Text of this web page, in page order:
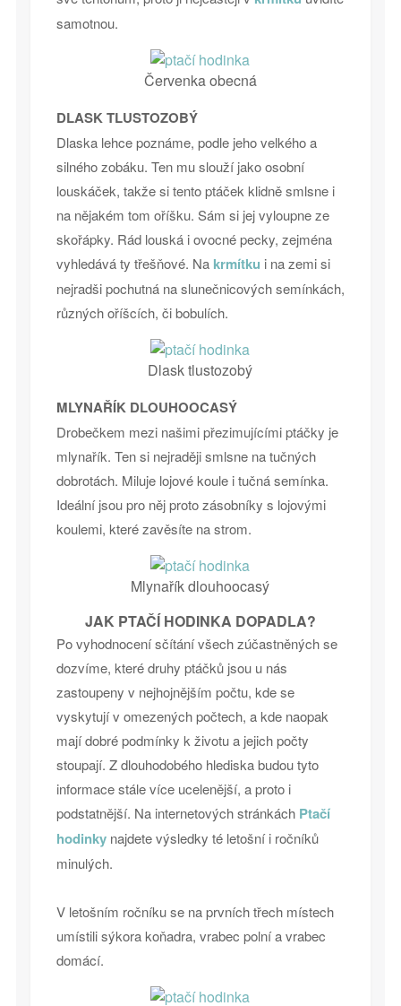
samotnou.
Červenka obecná
DLASK TLUSTOZOBÝ
Dlaska lehce poznáme, podle jeho velkého a
silného zobáku. Ten mu slouží jako osobní
louskáček, takže si tento ptáček klidně smlsne i
na nějakém tom oříšku. Sám si jej vyloupne ze
skořápky. Rád louská i ovocné pecky, zejména
vyhledává ty třešňové. Na krmítku i na zemi si
nejradši pochutná na slunečnicových semínkách,
různých oříšcích, či bobulích.
Dlask tlustozobý
MLYNAŘÍK DLOUHOOCASÝ
Drobečkem mezi našimi přezimujícími ptáčky je
mlynařík. Ten si nejraději smlsne na tučných
dobrotách. Miluje lojové koule i tučná semínka.
Ideální jsou pro něj proto zásobníky s lojovými
koulemi, které zavěsíte na strom.
Mlynařík dlouhoocasý
JAK PTAČÍ HODINKA DOPADLA?
Po vyhodnocení sčítání všech zúčastněných se
dozvíme, které druhy ptáčků jsou u nás
zastoupeny v nejhojnějším počtu, kde se
vyskytují v omezených počtech, a kde naopak
mají dobré podmínky k životu a jejich počty
stoupají. Z dlouhodobého hlediska budou tyto
informace stále více ucelenější, a proto i
podstatnější. Na internetových stránkách Ptačí
hodinkynajdete výsledky té letošní i ročníků
minulých.
V letošním ročníku se na prvních třech místech
umístili sýkora koňadra, vrabec polní a vrabec
domácí.